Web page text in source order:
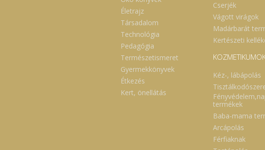
kérni! A használatot követően a
kezet alaposan meg kell mosni!
Tárolás +5 oC feletti
hőmérsékleten. A kiürült tiszta
flakonokat kidobás helyett, a
Kosárházba újrahasznosításra
visszavárjuk! Gyártó: Cudy
Future Kft Nyíregyháza
Életrajz
Társadalom
Technológia
Pedagógia
Természetismeret
Gyermekkönyvek
Étkezés
Kert, önellátás
Cserjék
Vágott virágok
Madárbarát
Kertészeti
Kéz-, lábápolás
termékek
Baba-mama
Arcápolás
Férfiaknak